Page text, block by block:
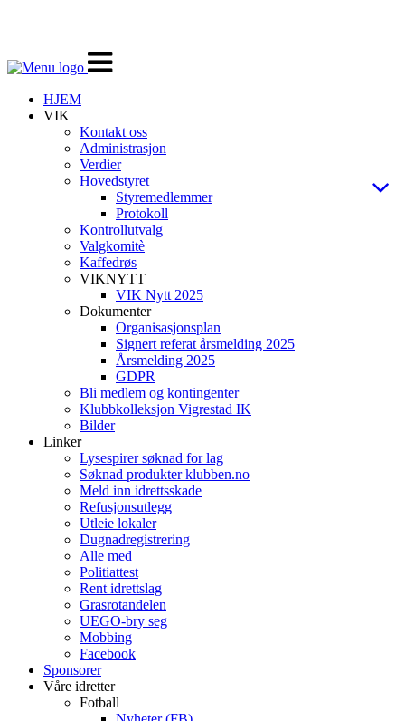
Veksle
navigasjon
HJEM
VIK
Kontakt oss
Administrasjon
Verdier
Hovedstyret
Styremedlemmer
Protokoll
Kontrollutvalg
Valgkomitè
Kaffedrøs
VIKNYTT
VIK Nytt 2025
Dokumenter
Organisasjonsplan
Signert referat årsmelding 2025
Årsmelding 2025
GDPR
Bli medlem og kontingenter
Klubbkolleksjon Vigrestad IK
Bilder
Linker
Lysespirer søknad for lag
Søknad produkter klubben.no
Meld inn idrettsskade
Refusjonsutlegg
Utleie lokaler
Dugnadregistrering
Alle med
Politiattest
Rent idrettslag
Grasrotandelen
UEGO-bry seg
Mobbing
Facebook
Sponsorer
Våre idretter
Fotball